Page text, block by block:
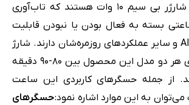
هر دو مدل دارای شارژر بی سیم ۱۰ وات هستند که تاب‌آوری
حدودا ۳۰ ساعتی بسته به فعال بودن یا نبودن قابلیت
Always On Display و سایر عملکردهای روزمره‌شان دارند. شارژ
صفر تا صد درصدی هر دو مدل این محصول بین ۸۰-۹۰ دقیقه‌
از جمله حسگرهای کاربردی این ساعت
به این موارد اشاره نمود:حسگرهای